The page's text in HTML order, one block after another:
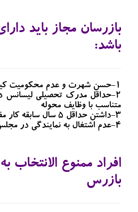
بازرسان مجاز باید
باشد:
1-حسن شهرت و عدم محکومیت کیفری موثر
2-حداقل مدرک تحصیلی لیسانس
متناسب با وظایف محوله
3-داشتن حداقل 5 سال سابقه کار مفید
4-عدم اشتغال به نمایندگی در مجلس شورای اسلامی
افراد ممنوع الانتخاب
بازرس